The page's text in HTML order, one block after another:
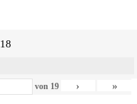
von 19 › »